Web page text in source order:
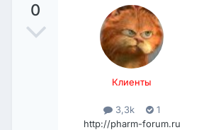
0
Клиенты
3,3k
1
http://pharm-forum.ru